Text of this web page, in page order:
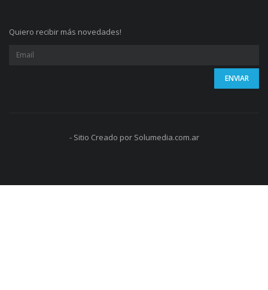
Quiero recibir más novedades!
- Sitio Creado por Solumedia.com.ar